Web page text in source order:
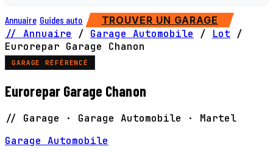
Annuaire Guides auto TROUVER UN GARAGE
// Annuaire / Garage Automobile / Lot
/
Eurorepar Garage Chanon
GARAGE RÉFÉRENCÉ
Eurorepar Garage Chanon
// Garage · Garage Automobile · Martel
Garage Automobile